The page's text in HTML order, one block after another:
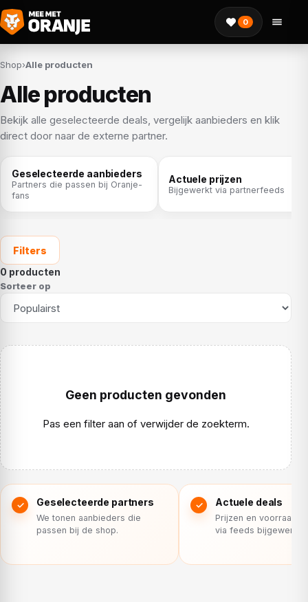
0
Shop›Alle producten
Alle producten
Bekijk alle geselecteerde deals, vergelijk aanbieders en klik
direct door naar de externe partner.
Geselecteerde aanbieders
Partners die passen bij Oranje-
fans
Actuele prijzen
Bijgewerkt via partnerfeeds
Filters
0 producten
Sorteer op
Geen producten gevonden
Pas een filter aan of verwijder de zoekterm.
Geselecteerde partners
We tonen aanbieders die
passen bij de shop.
Actuele deals
Prijzen en voorraad
via feeds bijgewerkt.